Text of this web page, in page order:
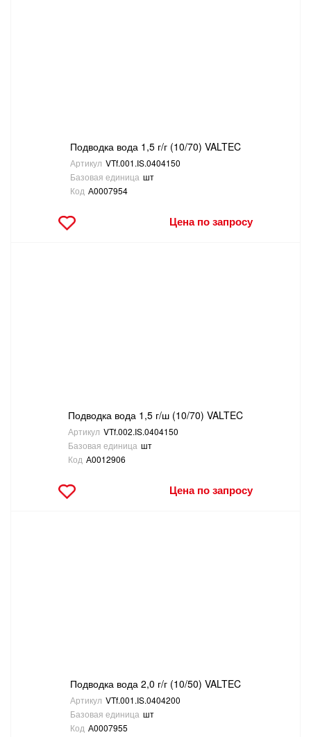
Подводка вода 1,5 г/г (10/70) VALTEC
Артикул VTf.001.IS.0404150
Базовая единица шт
Код А0007954
Цена по запросу
Подводка вода 1,5 г/ш (10/70) VALTEC
Артикул VTf.002.IS.0404150
Базовая единица шт
Код А0012906
Цена по запросу
Подводка вода 2,0 г/г (10/50) VALTEC
Артикул VTf.001.IS.0404200
Базовая единица шт
Код А0007955